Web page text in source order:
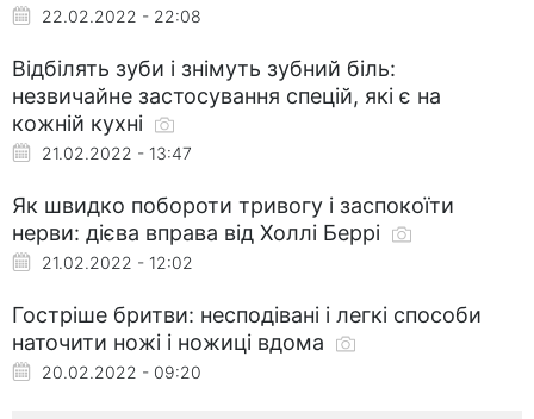
22.02.2022 - 22:08
Відбілять зуби і знімуть зубний біль:
незвичайне застосування спецій, які є на
кожній кухні
21.02.2022 - 13:47
Як швидко побороти тривогу і заспокоїти
нерви: дієва вправа від Холлі Беррі
21.02.2022 - 12:02
Гостріше бритви: несподівані і легкі способи
наточити ножі і ножиці вдома
20.02.2022 - 09:20